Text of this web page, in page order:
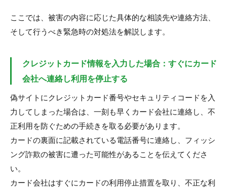
ここでは、被害の内容に応じた具体的な相談先や連絡方法、
そして行うべき緊急時の対処法を解説します。
クレジットカード情報を入力した場合：すぐにカード
会社へ連絡し利用を停止する
偽サイトにクレジットカード番号やセキュリティコードを入
力してしまった場合は、一刻も早くカード会社に連絡し、不
正利用を防ぐための手続きを取る必要があります。
カードの裏面に記載されている電話番号に連絡し、フィッシ
ング詐欺の被害に遭った可能性があることを伝えてくださ
い。
カード会社はすぐにカードの利用停止措置を取り、不正な利